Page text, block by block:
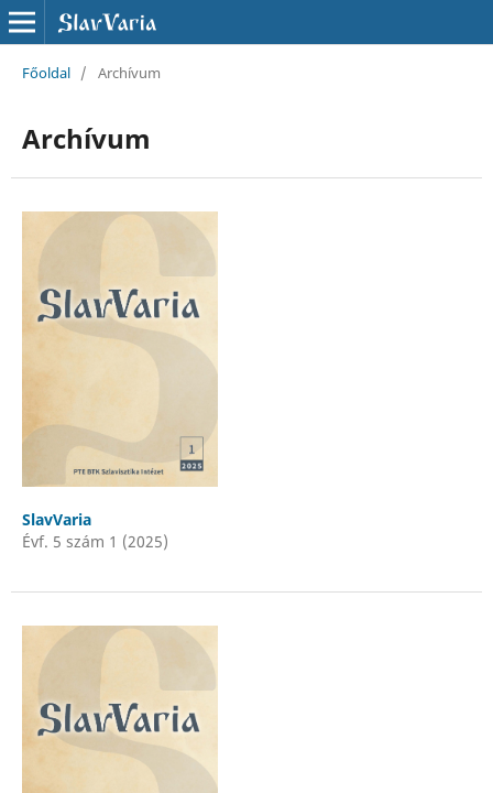
Főoldal / Archívum
Archívum
SlavVaria
Évf. 5 szám 1 (2025)